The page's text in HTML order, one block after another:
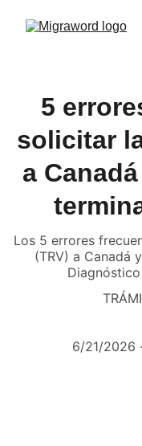
5
solicitar
a
Los 5 errores
(TRV) a Canadá
6/21/2026